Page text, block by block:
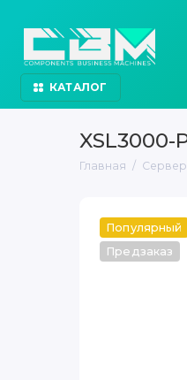
КАТАЛОГ
XSL3000-
Главная
Популярный
Предзаказ